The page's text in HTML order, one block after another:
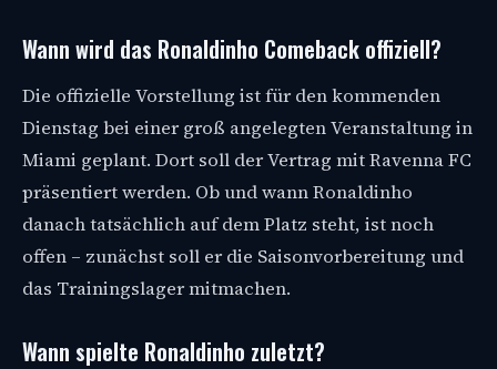
Wann wird das Ronaldinho Comeback offiziell?
Die offizielle Vorstellung ist für den kommenden
Dienstag bei einer groß angelegten Veranstaltung in
Miami geplant. Dort soll der Vertrag mit Ravenna FC
präsentiert werden. Ob und wann Ronaldinho
danach tatsächlich auf dem Platz steht, ist noch
offen – zunächst soll er die Saisonvorbereitung und
das Trainingslager mitmachen.
Wann spielte Ronaldinho zuletzt?